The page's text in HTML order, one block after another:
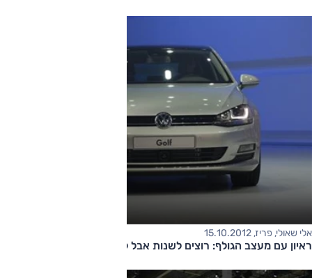
אלי שאולי, פריז, 15.10.2012
ראיון עם מעצב הגולף: רוצים לשנות אבל לא לשנות